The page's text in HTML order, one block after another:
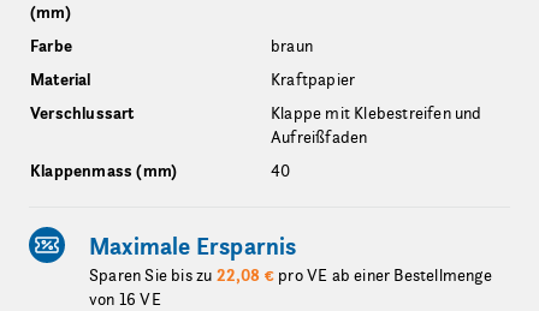
(mm)
Farbe
braun
Material
Kraftpapier
Verschlussart
Klappe mit Klebestreifen und
Aufreißfaden
Klappenmass (mm)
40
Maximale Ersparnis
Sparen Sie bis zu 22,08 € pro VE ab einer Bestellmenge
von 16 VE